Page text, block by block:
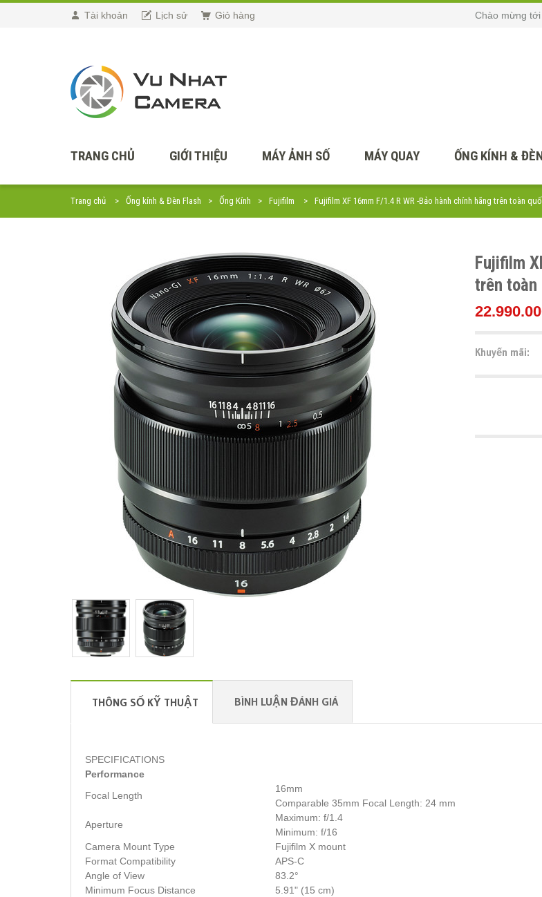
Tài khoản Lịch sử Giỏ hàng Chào mừng
TRANG CHỦ GIỚI THIỆU MÁY ẢNH SỐ MÁY QUAY ỐNG KÍNH &
Trang chủ Ống kính & Đèn Flash Ống Kính Fujifilm Fujifilm XF 16mm F/1.4 R WR -Bảo hành chính hãng trên toàn
Fujifilm
trên toàn
Khuyến mãi:
THÔNG SỐ KỸ THUẬT BÌNH LUẬN ĐÁNH GIÁ
SPECIFICATIONS
Performance
Focal Length
16mm
Comparable 35mm Focal Length: 24 mm
Aperture
Maximum: f/1.4
Minimum: f/16
Camera Mount Type
Fujifilm X mount
Format Compatibility
APS-C
Angle of View
83.2°
Minimum Focus Distance
5.91" (15 cm)